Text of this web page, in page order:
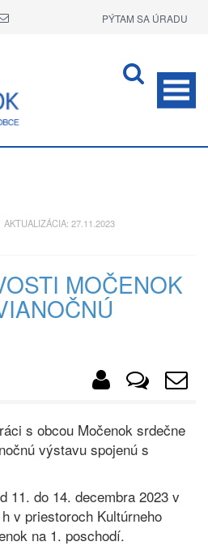
PÝTAM SA ÚRADU
27.11.2023
MOČENOK
s obcou Močenok srdečne
výstavu spojenú s
11. do 14. decembra 2023 v
v priestoroch Kultúrneho
na 1. poschodí.